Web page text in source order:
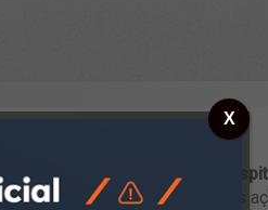
programa Aja Atlantica
o país, dá continuidade às
X